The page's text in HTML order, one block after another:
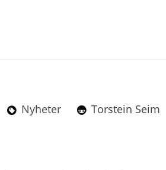
Nyheter
Torstein